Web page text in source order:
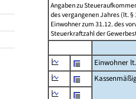
Angaben zu
des vergangenen Jahres (lt. §
Einwohner zum 31.12. des
Steuerkraftzahl der
Einwohner